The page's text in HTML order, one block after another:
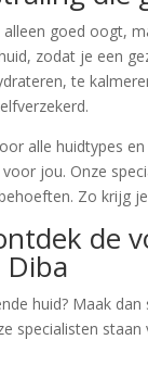
goed oogt,
zodat je een
te
alle huidtypes
jou. Onze
Zo krijg
de
huid? Maak
specialisten